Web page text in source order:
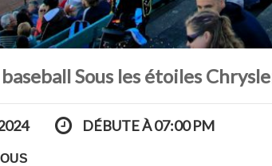
Sous les étoiles
DÉBUTE À 07:00 PM